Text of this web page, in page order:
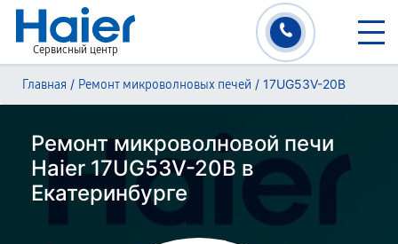
Сервисный центр
Главная / Ремонт микроволновых печей / 17UG53V-20B
Ремонт микроволновой печи
Haier 17UG53V-20B в
Екатеринбурге